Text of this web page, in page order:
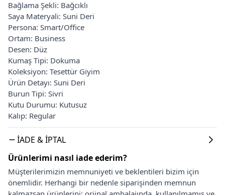
Bağlama Şekli: Bağcıklı
Saya Materyali: Suni Deri
Persona: Smart/Office
Ortam: Business
Desen: Düz
Kumaş Tipi: Dokuma
Koleksiyon: Tesettür Giyim
Ürün Detayı: Suni Deri
Burun Tipi: Sivri
Kutu Durumu: Kutusuz
Kalıp: Regular
İADE & İPTAL
Ürünlerimi nasıl iade ederim?
Müşterilerimizin memnuniyeti ve beklentileri bizim için
önemlidir. Herhangi bir nedenle siparişinden memnun